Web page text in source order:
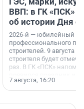
ВВП: в ГК «ПСК»
об истории Дня
2026-й — юбилейный
профессионального
строителей. 9 августа
строителя будет
раз. В ГК «ПСК»
поменялась роль
7 августа, 16:20